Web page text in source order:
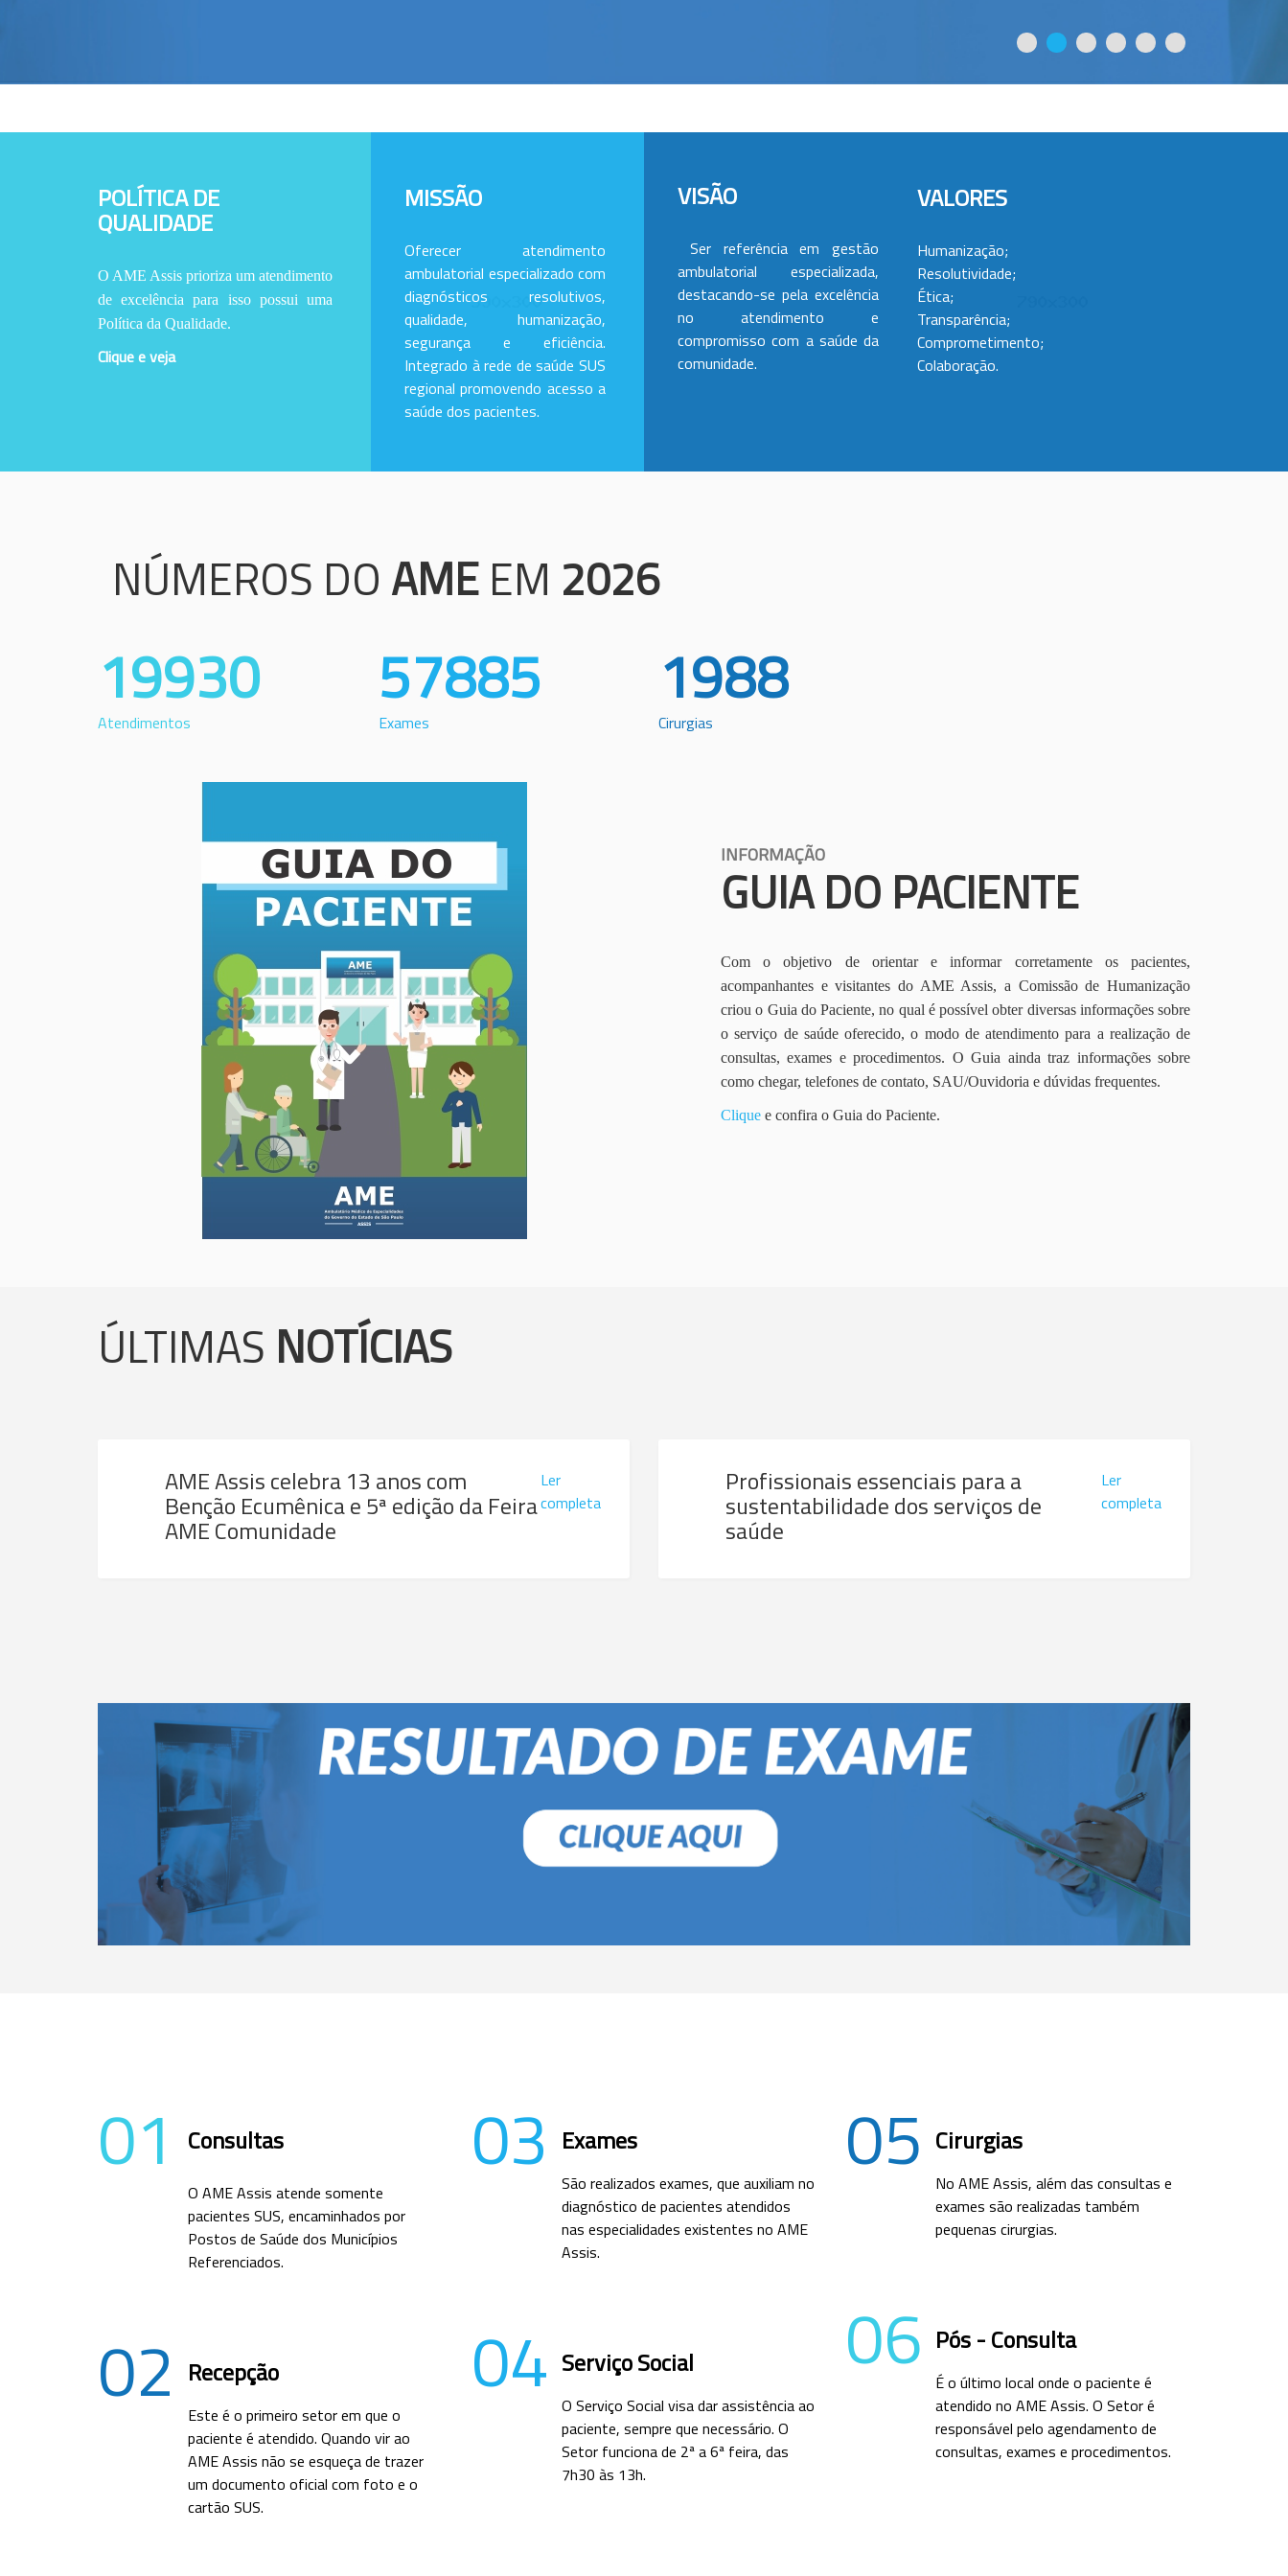
POLÍTICA DE
QUALIDADE
O AME Assis prioriza um atendimento
de excelência para isso possui uma
Política da Qualidade.
Clique e veja
MISSÃO
Oferecer atendimento
ambulatorial especializado com
diagnósticos resolutivos,
qualidade, humanização,
segurança e eficiência.
Integrado à rede de saúde SUS
regional promovendo acesso a
saúde dos pacientes.
VISÃO
Ser referência em gestão
ambulatorial especializada,
destacando-se pela excelência
no atendimento e
compromisso com a saúde da
comunidade.
VALORES
Humanização;
Resolutividade;
Ética;
Transparência;
Comprometimento;
Colaboração.
NÚMEROS DO AME EM 2026
19930
Atendimentos
57885
Exames
1988
Cirurgias
INFORMAÇÃO
GUIA DO PACIENTE
Com o objetivo de orientar e informar corretamente os pacientes,
acompanhantes e visitantes do AME Assis, a Comissão de Humanização
criou o Guia do Paciente, no qual é possível obter diversas informações sobre
o serviço de saúde oferecido, o modo de atendimento para a realização de
consultas, exames e procedimentos. O Guia ainda traz informações sobre
como chegar, telefones de contato, SAU/Ouvidoria e dúvidas frequentes.
Clique e confira o Guia do Paciente.
ÚLTIMAS NOTÍCIAS
AME Assis celebra 13 anos com
Benção Ecumênica e 5ª edição da Feira
AME Comunidade
Ler
completa
Profissionais essenciais para a
sustentabilidade dos serviços de
saúde
Ler
completa
01 Consultas
O AME Assis atende somente
pacientes SUS, encaminhados por
Postos de Saúde dos Municípios
Referenciados.
02 Recepção
Este é o primeiro setor em que o
paciente é atendido. Quando vir ao
AME Assis não se esqueça de trazer
um documento oficial com foto e o
cartão SUS.
03 Exames
São realizados exames, que auxiliam no
diagnóstico de pacientes atendidos
nas especialidades existentes no AME
Assis.
04 Serviço Social
O Serviço Social visa dar assistência ao
paciente, sempre que necessário. O
Setor funciona de 2ª a 6ª feira, das
7h30 às 13h.
05 Cirurgias
No AME Assis, além das consultas e
exames são realizadas também
pequenas cirurgias.
06 Pós - Consulta
É o último local onde o paciente é
atendido no AME Assis. O Setor é
responsável pelo agendamento de
consultas, exames e procedimentos.